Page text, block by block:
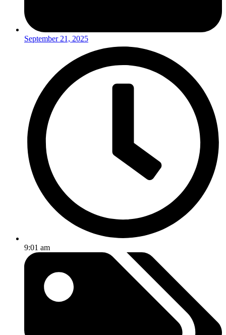
September 21, 2025
9:01 am